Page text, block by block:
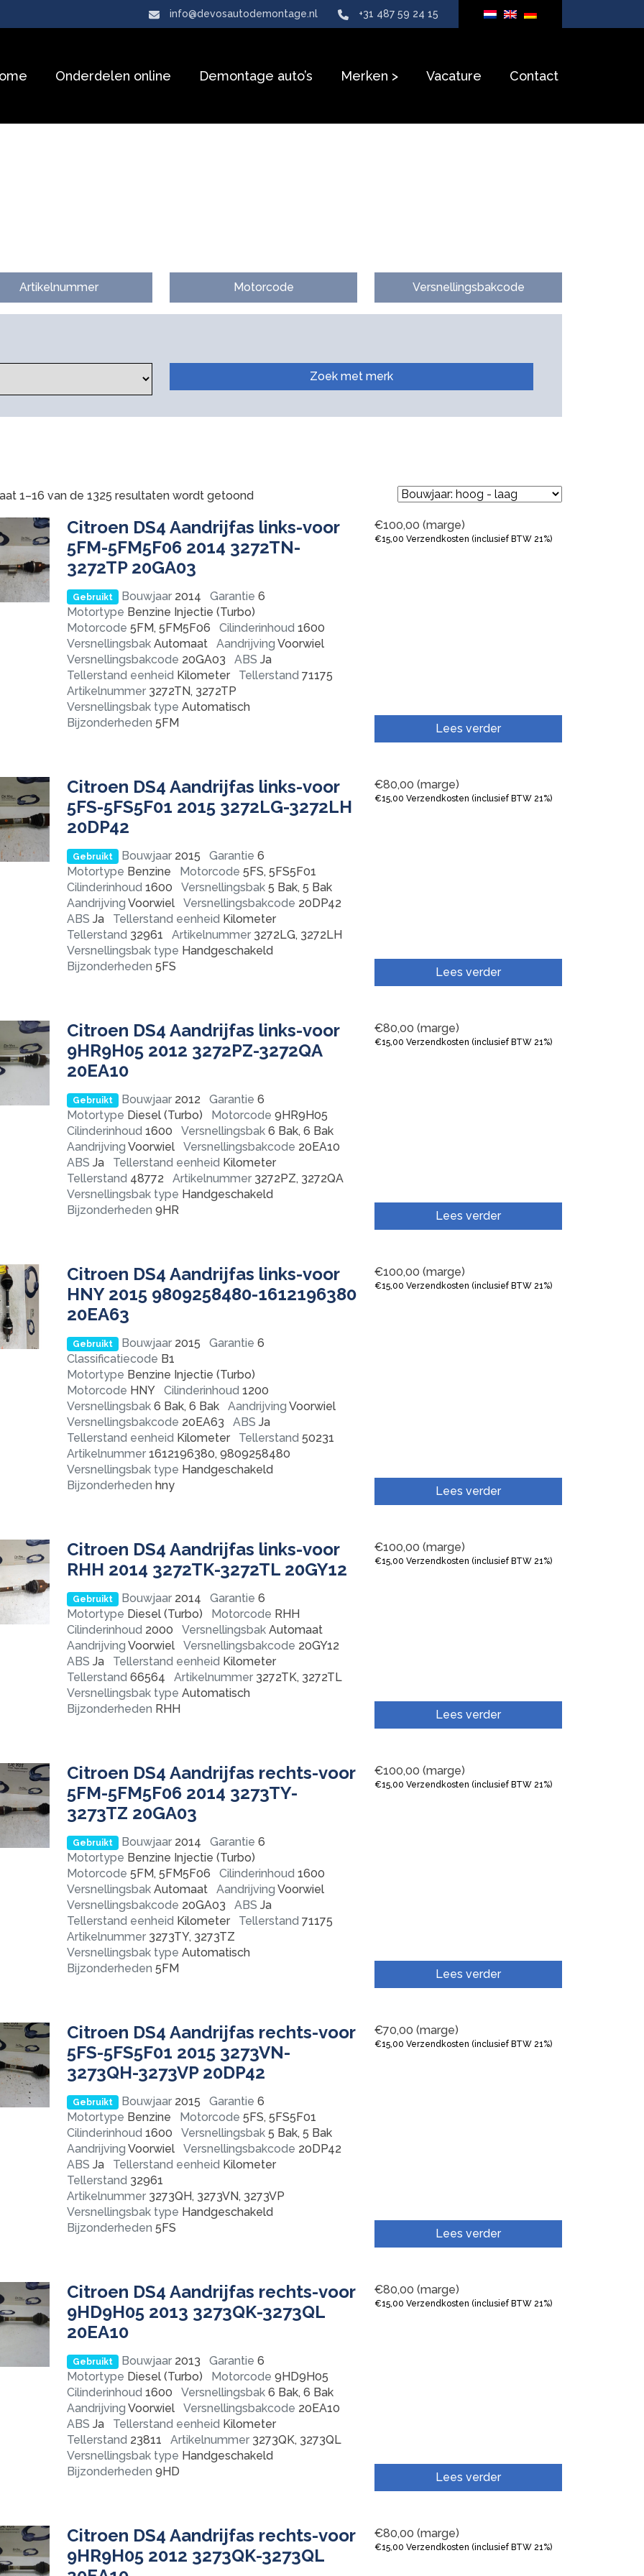
info@devosautodemontage.nl +31 487 59 24 15
Onderdelen online Demontage auto’s Merken Vacature Contact
Artikelnummer Motorcode Versnellingsbakcode
Zoek met merk
1–16 van de 1325 resultaten wordt getoond
Citroen DS4 Aandrijfas links-voor
5FM-5FM5F06 2014 3272TN-
3272TP 20GA03
Gebruikt Bouwjaar 2014 Garantie 6
Motortype Benzine Injectie (Turbo)
Motorcode 5FM, 5FM5F06 Cilinderinhoud 1600
Versnellingsbak Automaat Aandrijving Voorwiel
Versnellingsbakcode 20GA03 ABS Ja
Tellerstand eenheid Kilometer Tellerstand 71175
Artikelnummer 3272TN, 3272TP
Versnellingsbak type Automatisch
Bijzonderheden 5FM
€100,00 (marge)
€15,00 Verzendkosten (inclusief BTW 21%)
Lees verder
Citroen DS4 Aandrijfas links-voor
5FS-5FS5F01 2015 3272LG-3272LH
20DP42
Gebruikt Bouwjaar 2015 Garantie 6
Motortype Benzine Motorcode 5FS, 5FS5F01
Cilinderinhoud 1600 Versnellingsbak 5 Bak, 5 Bak
Aandrijving Voorwiel Versnellingsbakcode 20DP42
ABS Ja Tellerstand eenheid Kilometer
Tellerstand 32961 Artikelnummer 3272LG, 3272LH
Versnellingsbak type Handgeschakeld
Bijzonderheden 5FS
€80,00 (marge)
€15,00 Verzendkosten (inclusief BTW 21%)
Lees verder
Citroen DS4 Aandrijfas links-voor
9HR9H05 2012 3272PZ-3272QA
20EA10
Gebruikt Bouwjaar 2012 Garantie 6
Motortype Diesel (Turbo) Motorcode 9HR9H05
Cilinderinhoud 1600 Versnellingsbak 6 Bak, 6 Bak
Aandrijving Voorwiel Versnellingsbakcode 20EA10
ABS Ja Tellerstand eenheid Kilometer
Tellerstand 48772 Artikelnummer 3272PZ, 3272QA
Versnellingsbak type Handgeschakeld
Bijzonderheden 9HR
€80,00 (marge)
€15,00 Verzendkosten (inclusief BTW 21%)
Lees verder
Citroen DS4 Aandrijfas links-voor
HNY 2015 9809258480-1612196380
20EA63
Gebruikt Bouwjaar 2015 Garantie 6
Classificatiecode B1
Motortype Benzine Injectie (Turbo)
Motorcode HNY Cilinderinhoud 1200
Versnellingsbak 6 Bak, 6 Bak Aandrijving Voorwiel
Versnellingsbakcode 20EA63 ABS Ja
Tellerstand eenheid Kilometer Tellerstand 50231
Artikelnummer 1612196380, 9809258480
Versnellingsbak type Handgeschakeld
Bijzonderheden hny
€100,00 (marge)
€15,00 Verzendkosten (inclusief BTW 21%)
Lees verder
Citroen DS4 Aandrijfas links-voor
RHH 2014 3272TK-3272TL 20GY12
Gebruikt Bouwjaar 2014 Garantie 6
Motortype Diesel (Turbo) Motorcode RHH
Cilinderinhoud 2000 Versnellingsbak Automaat
Aandrijving Voorwiel Versnellingsbakcode 20GY12
ABS Ja Tellerstand eenheid Kilometer
Tellerstand 66564 Artikelnummer 3272TK, 3272TL
Versnellingsbak type Automatisch
Bijzonderheden RHH
€100,00 (marge)
€15,00 Verzendkosten (inclusief BTW 21%)
Lees verder
Citroen DS4 Aandrijfas rechts-voor
5FM-5FM5F06 2014 3273TY-
3273TZ 20GA03
Gebruikt Bouwjaar 2014 Garantie 6
Motortype Benzine Injectie (Turbo)
Motorcode 5FM, 5FM5F06 Cilinderinhoud 1600
Versnellingsbak Automaat Aandrijving Voorwiel
Versnellingsbakcode 20GA03 ABS Ja
Tellerstand eenheid Kilometer Tellerstand 71175
Artikelnummer 3273TY, 3273TZ
Versnellingsbak type Automatisch
Bijzonderheden 5FM
€100,00 (marge)
€15,00 Verzendkosten (inclusief BTW 21%)
Lees verder
Citroen DS4 Aandrijfas rechts-voor
5FS-5FS5F01 2015 3273VN-
3273QH-3273VP 20DP42
Gebruikt Bouwjaar 2015 Garantie 6
Motortype Benzine Motorcode 5FS, 5FS5F01
Cilinderinhoud 1600 Versnellingsbak 5 Bak, 5 Bak
Aandrijving Voorwiel Versnellingsbakcode 20DP42
ABS Ja Tellerstand eenheid Kilometer
Tellerstand 32961
Artikelnummer 3273QH, 3273VN, 3273VP
Versnellingsbak type Handgeschakeld
Bijzonderheden 5FS
€70,00 (marge)
€15,00 Verzendkosten (inclusief BTW 21%)
Lees verder
Citroen DS4 Aandrijfas rechts-voor
9HD9H05 2013 3273QK-3273QL
20EA10
Gebruikt Bouwjaar 2013 Garantie 6
Motortype Diesel (Turbo) Motorcode 9HD9H05
Cilinderinhoud 1600 Versnellingsbak 6 Bak, 6 Bak
Aandrijving Voorwiel Versnellingsbakcode 20EA10
ABS Ja Tellerstand eenheid Kilometer
Tellerstand 23811 Artikelnummer 3273QK, 3273QL
Versnellingsbak type Handgeschakeld
Bijzonderheden 9HD
€80,00 (marge)
€15,00 Verzendkosten (inclusief BTW 21%)
Lees verder
Citroen DS4 Aandrijfas rechts-voor
9HR9H05 2012 3273QK-3273QL
€80,00 (marge)
€15,00 Verzendkosten (inclusief BTW 21%)